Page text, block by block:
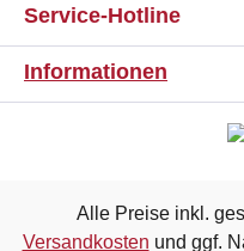
Service-Hotline
Informationen
Alle Preise inkl.
Versandkosten und ggf.